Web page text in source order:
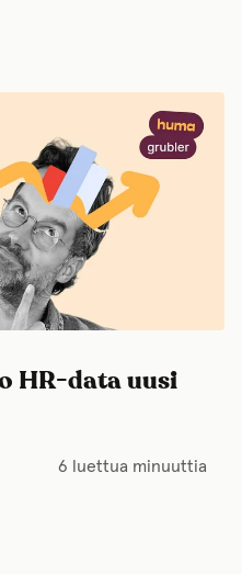
HR-data uusi
6 luettua minuuttia